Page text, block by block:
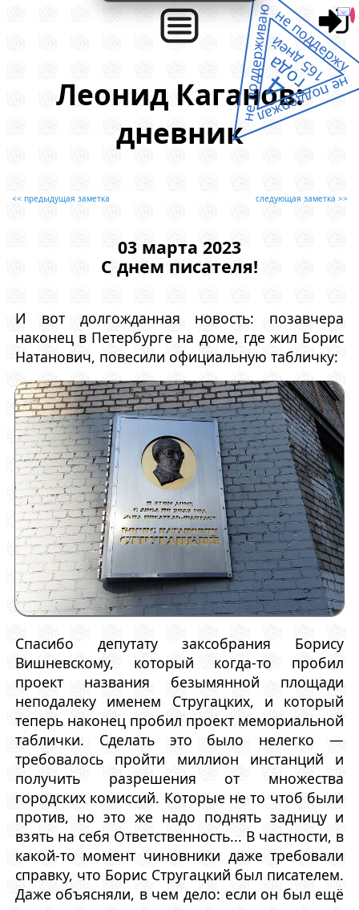
Леонид Каганов:
дневник
<< предыдущая заметка следующая заметка >>
03 марта 2023
С днем писателя!
И вот долгожданная новость: позавчера
наконец в Петербурге на доме, где жил Борис
Натанович, повесили официальную табличку:
Спасибо депутату заксобрания Борису
Вишневскому, который когда-то пробил
проект названия безымянной площади
неподалеку именем Стругацких, и который
теперь наконец пробил проект мемориальной
таблички. Сделать это было нелегко —
требовалось пройти миллион инстанций и
получить разрешения от множества
городских комиссий. Которые не то чтоб были
против, но это же надо поднять задницу и
взять на себя Ответственность... В частности, в
какой-то момент чиновники даже требовали
справку, что Борис Стругацкий был писателем.
Даже объясняли, в чем дело: если он был ещё
не поддержал
не поддерживаюне поддержу
4
года
165 дней